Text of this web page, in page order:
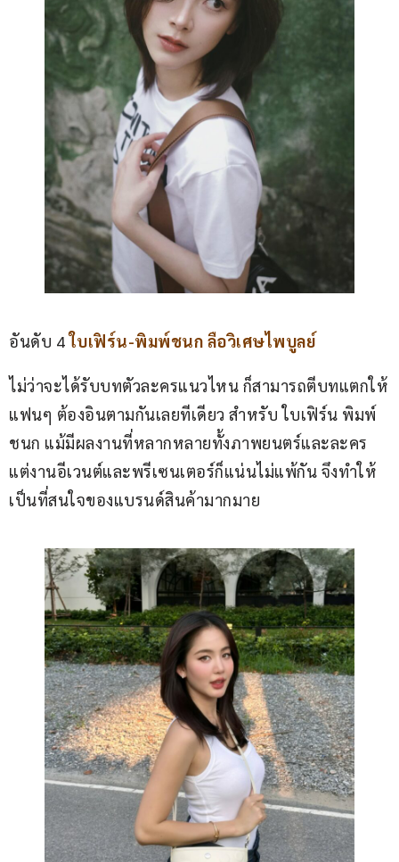
อันดับ 4 ใบเฟิร์น-พิมพ์ชนก ลือวิเศษไพบูลย์
ไม่ว่าจะได้รับบทตัวละครแนวไหน ก็สามารถตีบทแตกให้
แฟนๆ ต้องอินตามกันเลยทีเดียว สำหรับ ใบเฟิร์น พิมพ์
ชนก แม้มีผลงานที่หลากหลายทั้งภาพยนตร์และละคร
แต่งานอีเวนต์และพรีเซนเตอร์ก็แน่นไม่แพ้กัน จึงทำให้
เป็นที่สนใจของแบรนด์สินค้ามากมาย